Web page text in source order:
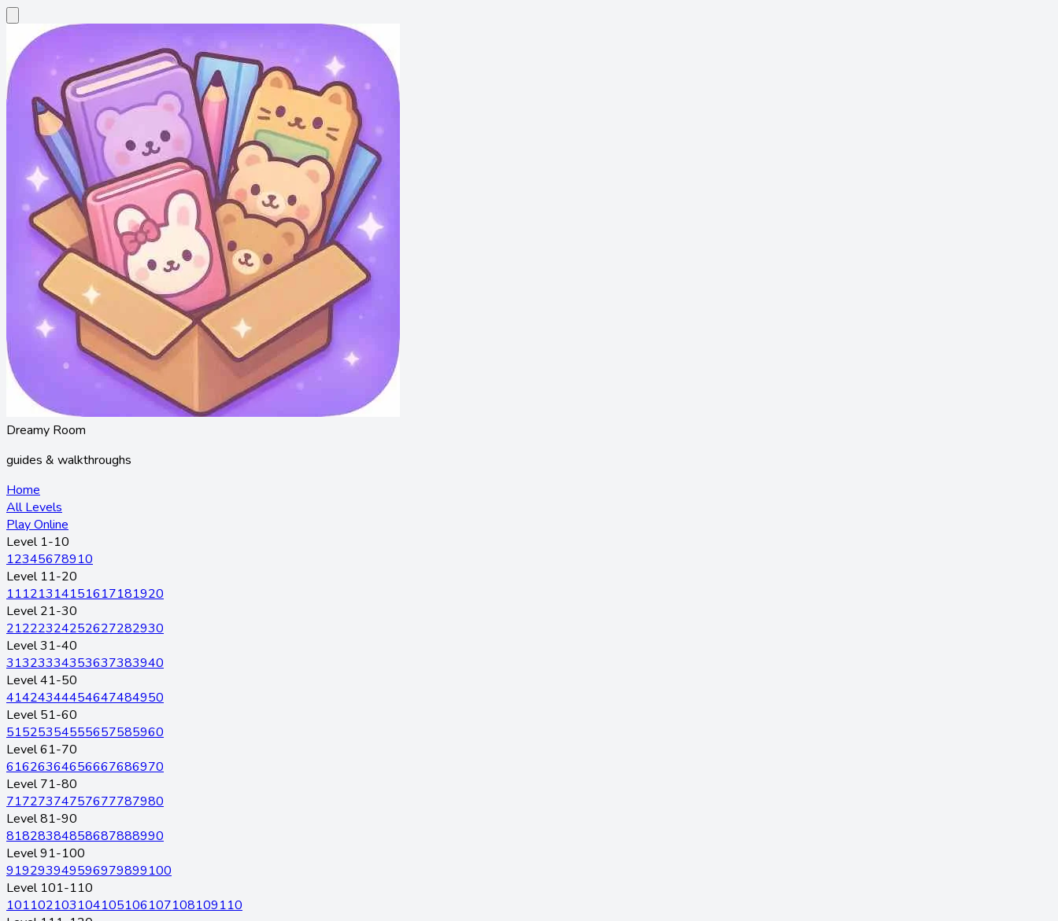
Dreamy Room
guides & walkthroughs
Home
All Levels
Play Online
Level 1-10
12345678910
Level 11-20
11121314151617181920
Level 21-30
21222324252627282930
Level 31-40
31323334353637383940
Level 41-50
41424344454647484950
Level 51-60
51525354555657585960
Level 61-70
61626364656667686970
Level 71-80
71727374757677787980
Level 81-90
81828384858687888990
Level 91-100
919293949596979899100
Level 101-110
101102103104105106107108109110